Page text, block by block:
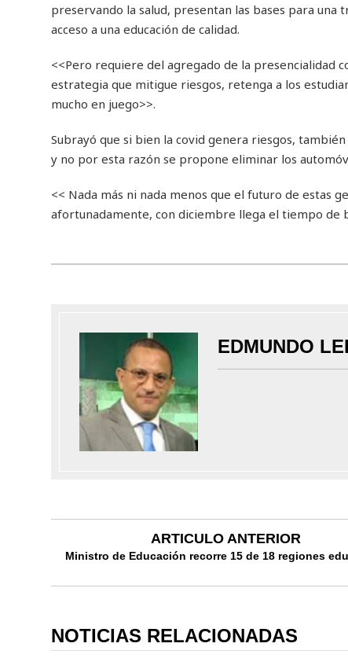
preservando la salud, presentan las bases para
acceso a una educación de calidad.
<<Pero requiere del agregado de la presencialidad
estrategia que mitigue riesgos, retenga a los
mucho en juego>>.
Subrayó que si bien la covid genera riesgos,
y no por esta razón se propone eliminar los
<< Nada más ni nada menos que el futuro de estas
afortunadamente, con diciembre llega el tiempo de
EDMUNDO
ARTICULO ANTERIOR
Ministro de Educación recorre 15 de 18 regiones
NOTICIAS RELACIONADAS
INFOTEP e IPES entregan
certificados a 97 policías en